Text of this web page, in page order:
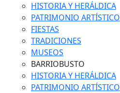
HISTORIA Y HERÁLDICA
PATRIMONIO ARTÍSTICO
FIESTAS
TRADICIONES
MUSEOS
BARRIOBUSTO
HISTORIA Y HERÁLDICA
PATRIMONIO ARTÍSTICO